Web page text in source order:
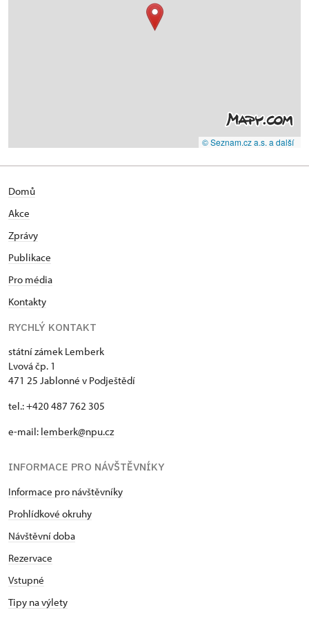
© Seznam.cz a.s. a další
Domů
Akce
Zprávy
Publikace
Pro média
Kontakty
RYCHLÝ KONTAKT
státní zámek Lemberk
Lvová čp. 1
471 25 Jablonné v Podještědí
tel.: +420 487 762 305
e-mail: lemberk@npu.cz
INFORMACE PRO NÁVŠTĚVNÍKY
Informace pro návštěvníky
Prohlídkové okruhy
Návštěvní doba
Rezervace
Vstupné
Tipy na výlety